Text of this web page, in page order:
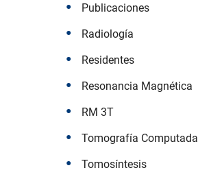
Publicaciones
Radiología
Residentes
Resonancia Magnética
RM 3T
Tomografía Computada
Tomosíntesis